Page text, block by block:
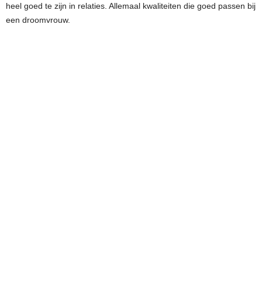
heel goed te zijn in relaties. Allemaal kwaliteiten die goed passen bij
een droomvrouw.